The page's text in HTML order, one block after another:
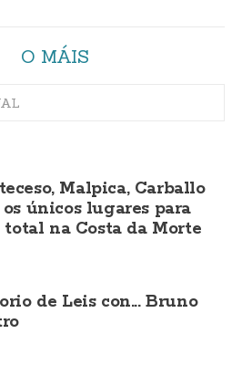
O MÁIS
Malpica, Carballo
únicos lugares para
na Costa da Morte
de Leis con... Bruno